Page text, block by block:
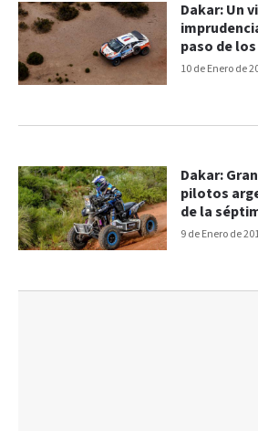
10 de Enero de
Dakar: Un
paso de
9 de Enero de
Dakar:
pilotos
de la